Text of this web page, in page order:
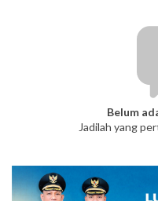
Belum
Jadilah yang